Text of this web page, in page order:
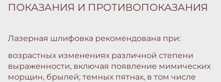
ПОКАЗАНИЯ И ПРОТИВОПОКАЗАНИЯ
Лазерная шлифовка рекомендована при:
возрастных изменениях различной степени
выраженности, включая появление мимических
морщин, брылей; темных пятнах, в том числе